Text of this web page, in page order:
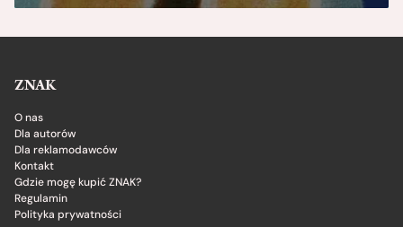
ZNAK
O nas
Dla autorów
Dla reklamodawców
Kontakt
Gdzie mogę kupić ZNAK?
Regulamin
Polityka prywatności